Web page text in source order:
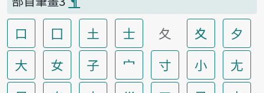
口 囗 土 士 夂 夊
夕
大
女 子 宀 寸 小
尢